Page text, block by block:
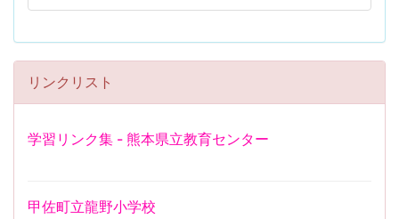
リンクリスト
学習リンク集 - 熊本県立教育センター
甲佐町立龍野小学校